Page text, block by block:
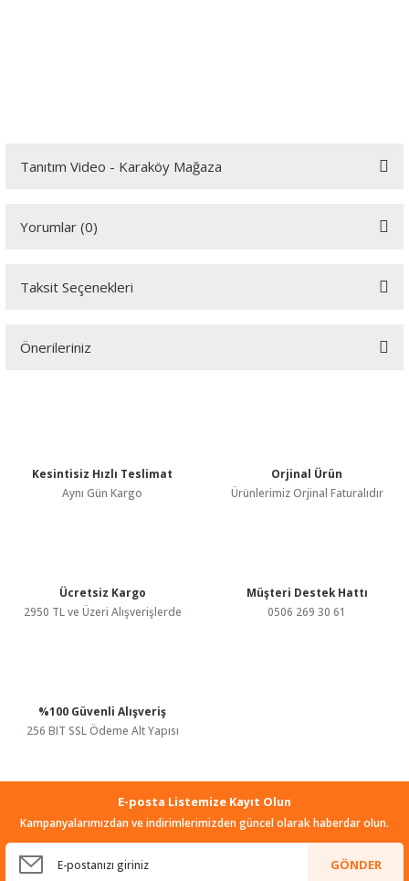
Tanıtım Video - Karaköy Mağaza
Yorumlar (0)
Bu ürüne ilk yorumu siz yapın!
Taksit Seçenekleri
Önerileriniz
Ürün resmi kalitesiz, bozuk veya görüntülenemiyor.
Bu ürüne benzer farklı alternatifler olmalı.
Kesintisiz Hızlı Teslimat
Aynı Gün Kargo
Orjinal Ürün
Ürünlerimiz Orjinal Faturalıdır
Ücretsiz Kargo
2950 TL ve Üzeri Alışverişlerde
Müşteri Destek Hattı
0506 269 30 61
%100 Güvenli Alışveriş
256 BIT SSL Ödeme Alt Yapısı
E-posta Listemize Kayıt Olun
Kampanyalarımızdan ve indirimlerimizden güncel olarak haberdar olun.
GÖNDER